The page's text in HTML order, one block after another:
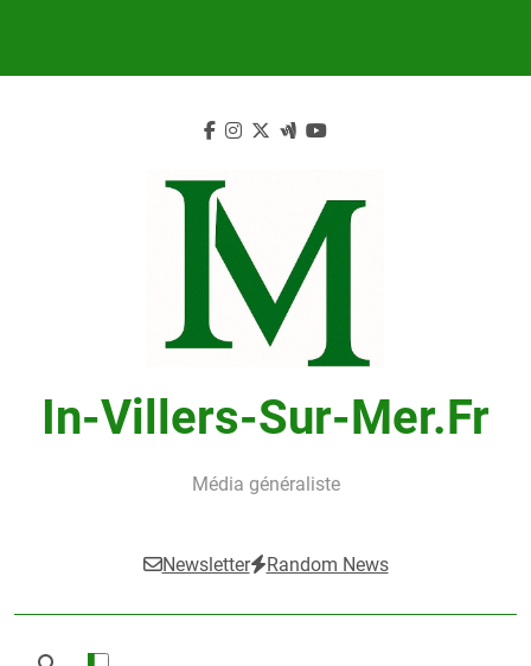
In-Villers-Sur-Mer.fr
Média généraliste
Newsletter Random News